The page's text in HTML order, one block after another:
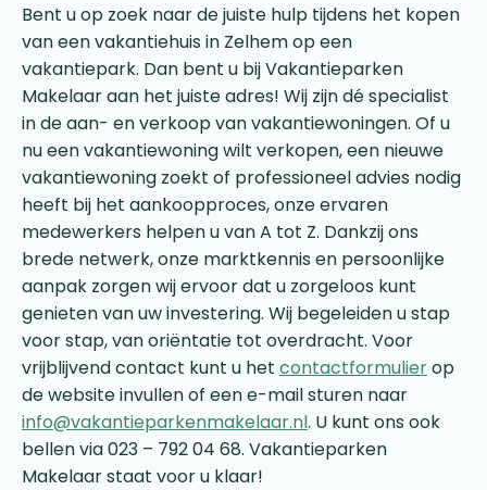
Bent u op zoek naar de juiste hulp tijdens het kopen
van een vakantiehuis in Zelhem op een
vakantiepark. Dan bent u bij Vakantieparken
Makelaar aan het juiste adres! Wij zijn dé specialist
in de aan- en verkoop van vakantiewoningen. Of u
nu een vakantiewoning wilt verkopen, een nieuwe
vakantiewoning zoekt of professioneel advies nodig
heeft bij het aankoopproces, onze ervaren
medewerkers helpen u van A tot Z. Dankzij ons
brede netwerk, onze marktkennis en persoonlijke
aanpak zorgen wij ervoor dat u zorgeloos kunt
genieten van uw investering. Wij begeleiden u stap
voor stap, van oriëntatie tot overdracht. Voor
vrijblijvend contact kunt u het contactformulierop
de website invullen of een e-mail sturen naar
info@vakantieparkenmakelaar.nl. U kunt ons ook
bellen via 023 – 792 04 68. Vakantieparken
Makelaar staat voor u klaar!